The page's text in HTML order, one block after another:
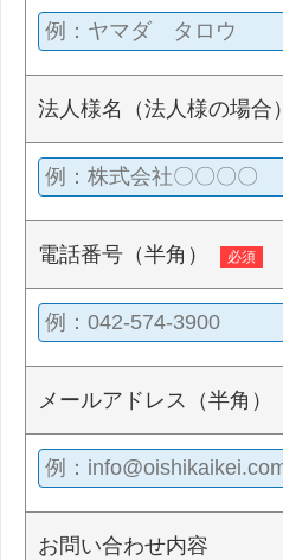
法人様名（法人様の場合）
電話番号（半角） 必須
メールアドレス（半角）
お問い合わせ内容